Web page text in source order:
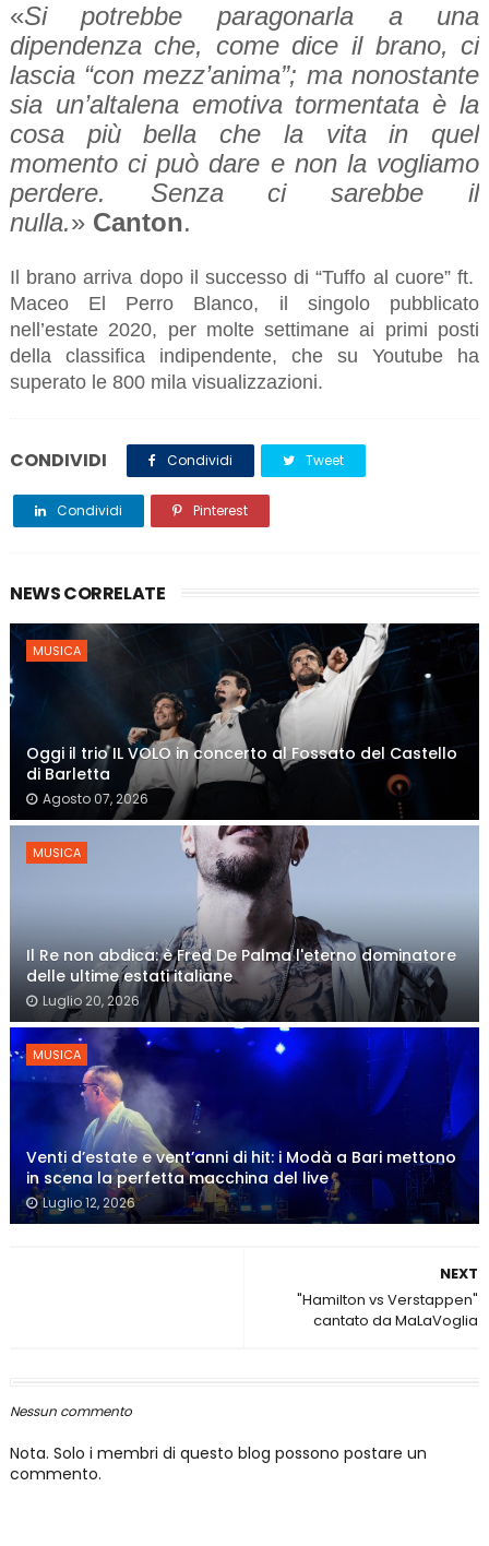
«Si potrebbe paragonarla a una
dipendenza che, come dice il brano, ci
lascia “con mezz’anima”; ma nonostante
sia un’altalena emotiva tormentata è la
cosa più bella che la vita in quel
momento ci può dare e non la vogliamo
perdere. Senza ci sarebbe il
nulla.» Canton.
Il brano arriva dopo il successo di “Tuffo al cuore” ft.
Maceo El Perro Blanco, il singolo pubblicato
nell’estate 2020, per molte settimane ai primi posti
della classifica indipendente, che su Youtube ha
superato le 800 mila visualizzazioni.
CONDIVIDI Condividi Tweet
Condividi Pinterest
NEWS CORRELATE
MUSICA
Oggi il trio IL VOLO in concerto al Fossato del Castello
di Barletta
Agosto 07, 2026
MUSICA
Il Re non abdica: è Fred De Palma l'eterno dominatore
delle ultime estati italiane
Luglio 20, 2026
MUSICA
Venti d’estate e vent’anni di hit: i Modà a Bari mettono
in scena la perfetta macchina del live
Luglio 12, 2026
NEXT
"Hamilton vs Verstappen"
cantato da MaLaVoglia
Nessun commento
Nota. Solo i membri di questo blog possono postare un
commento.